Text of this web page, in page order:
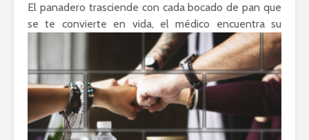
El panadero trasciende con cada bocado de pan que
se te convierte en vida, el médico encuentra su